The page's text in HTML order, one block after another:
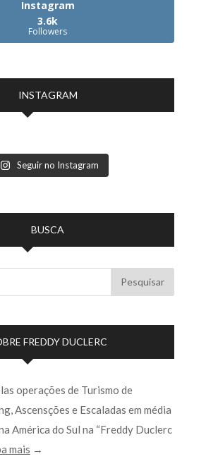
Instagram
3.6k
Followers
INSTAGRAM
Seguir no Instagram
BUSCA
FREDDY DUCLERC
operações de Turismo de
Ascensções e Escaladas em média
América do Sul na “Freddy Duclerc
mais →